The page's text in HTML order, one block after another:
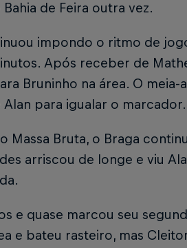
de Feira outra vez.
impondo o ritmo de
Após receber de
Bruninho na área. O meia-
para igualar o marcador.
Massa Bruta, o Braga
arriscou de longe e viu
e quase marcou seu
e bateu rasteiro, mas